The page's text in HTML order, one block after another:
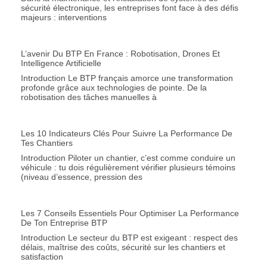
sécurité électronique, les entreprises font face à des défis
majeurs : interventions
L’avenir Du BTP En France : Robotisation, Drones Et
Intelligence Artificielle
Introduction Le BTP français amorce une transformation
profonde grâce aux technologies de pointe. De la
robotisation des tâches manuelles à
Les 10 Indicateurs Clés Pour Suivre La Performance De
Tes Chantiers
Introduction Piloter un chantier, c’est comme conduire un
véhicule : tu dois régulièrement vérifier plusieurs témoins
(niveau d’essence, pression des
Les 7 Conseils Essentiels Pour Optimiser La Performance
De Ton Entreprise BTP
Introduction Le secteur du BTP est exigeant : respect des
délais, maîtrise des coûts, sécurité sur les chantiers et
satisfaction